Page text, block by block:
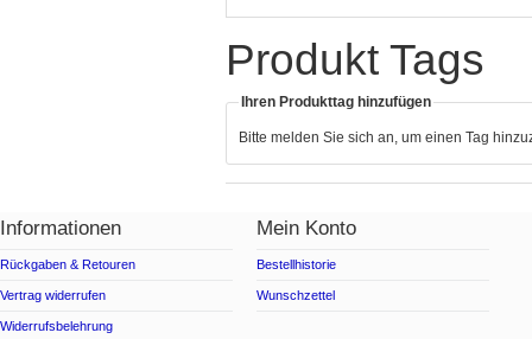
Produkt Tags
Ihren Produkttag hinzufügen
Bitte melden Sie sich an, um einen Tag
Informationen
Rückgaben & Retouren
Vertrag widerrufen
Widerrufsbelehrung
Mein Konto
Bestellhistorie
Wunschzettel